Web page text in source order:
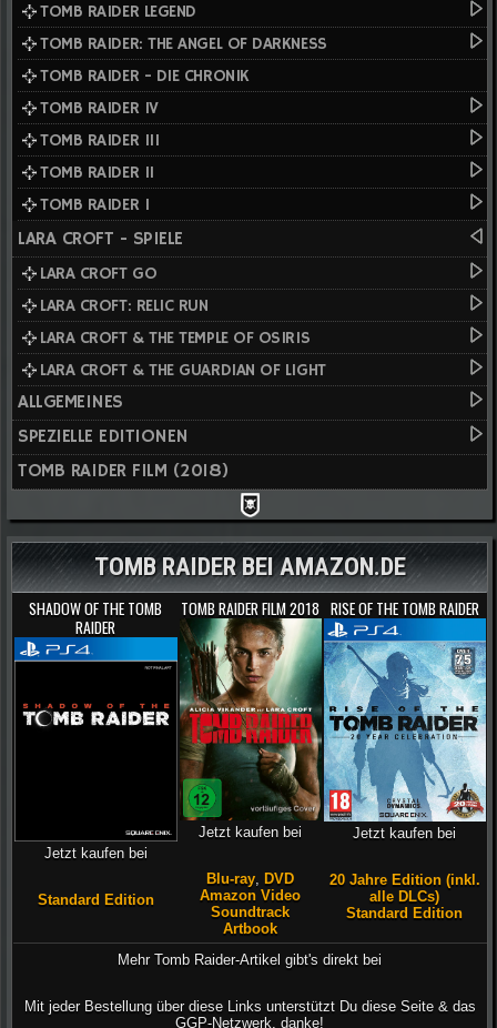
TOMB RAIDER LEGEND
TOMB RAIDER: THE ANGEL OF DARKNESS
TOMB RAIDER - DIE CHRONIK
TOMB RAIDER IV
TOMB RAIDER III
TOMB RAIDER II
TOMB RAIDER I
LARA CROFT - SPIELE
LARA CROFT GO
LARA CROFT: RELIC RUN
LARA CROFT & THE TEMPLE OF OSIRIS
LARA CROFT & THE GUARDIAN OF LIGHT
ALLGEMEINES
SPEZIELLE EDITIONEN
TOMB RAIDER FILM (2018)
TOMB RAIDER BEI AMAZON.DE
SHADOW OF THE TOMB
RAIDER
Jetzt kaufen bei
Standard Edition
TOMB RAIDER FILM 2018
Jetzt kaufen bei
Blu-ray DVD
Amazon Video
Soundtrack
Artbook
RISE OF THE TOMB RAIDER
Jetzt kaufen bei
20 Jahre Edition (inkl.
alle DLCs)
Standard Edition
Mehr Tomb Raider-Artikel gibt's direkt bei
Mit jeder Bestellung über diese Links unterstützt Du diese Seite & das
GGP-Netzwerk, danke!